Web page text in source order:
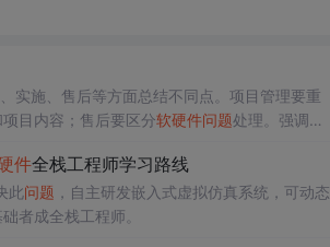
实施、售后等方面总结不同点。项目管理要重
目内容；售后要区分软硬件问题处理。强调制
件全栈工程师学习路线
此问题 ，自主研发嵌入式虚拟仿真系统，可动态
者成全栈工程师。